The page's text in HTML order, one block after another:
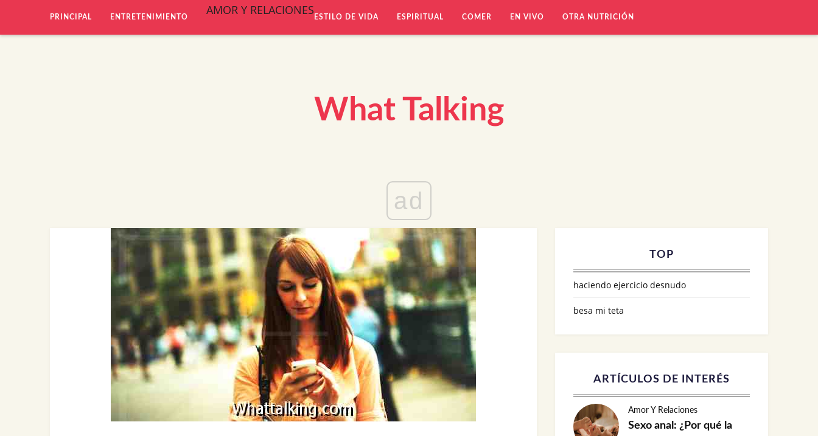
PRINCIPAL ENTRETENIMIENTO AMOR Y RELACIONES ESTILO DE VIDA ESPIRITUAL COMER EN VIVO OTRA NUTRICIÓN
What Talking
ad
TOP
haciendo ejercicio desnudo
besa mi teta
ARTÍCULOS DE INTERÉS
Amor Y Relaciones
Sexo anal: ¿Por qué la